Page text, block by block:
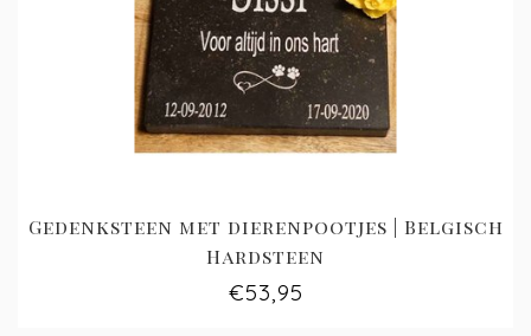
Gedenksteen met dierenpootjes | Belgisch
Hardsteen
€53,95